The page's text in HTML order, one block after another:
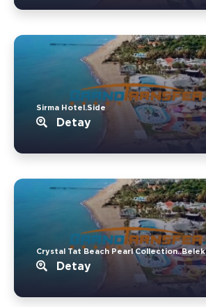
Sirma Hotel.Side
Detay
Crystal Tat Beach Pearl Collection..Belek
Detay